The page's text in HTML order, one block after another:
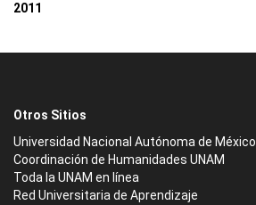
2011
Otros Sitios
Universidad Nacional Autónoma de México
Coordinación de Humanidades UNAM
Toda la UNAM en línea
Red Universitaria de Aprendizaje